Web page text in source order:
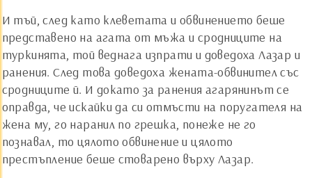
И тъй, след като клеветата и обвинението беше
представено на агата от мъжа и сродниците на
туркинята, той веднага изпрати и доведоха Лазар и
ранения. След това доведоха жената-обвинител със
сродниците й. И докато за ранения агарянинът се
оправда, че искайки да си отмъсти на поругателя на
жена му, го наранил по грешка, понеже не го
познавал, то цялото обвинение и цялото
престъпление беше стоварено върху Лазар.